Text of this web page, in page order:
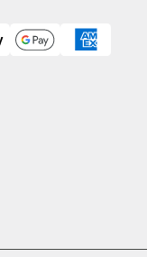
GooglePay American